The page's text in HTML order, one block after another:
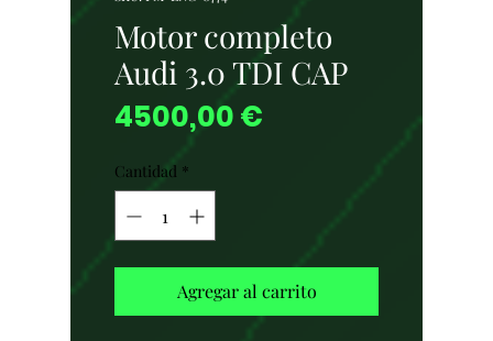
Motor completo
Audi 3.0 TDI CAP
4500,00 €
Cantidad *
Agregar al carrito